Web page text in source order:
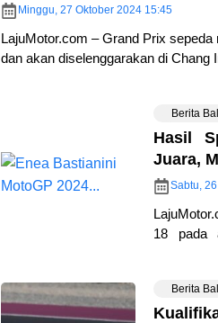
Minggu, 27 Oktober 2024 15:45
LajuMotor.com – Grand Prix
dan akan diselenggarakan di
Berita
Hasil
Juara,
Sabtu,
18 pada
Berita